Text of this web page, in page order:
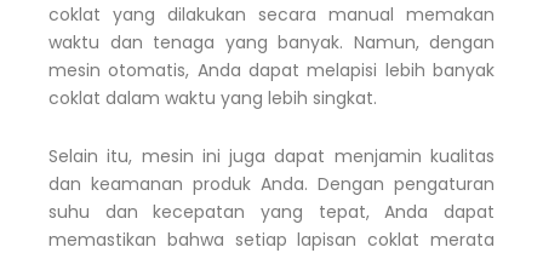
coklat yang dilakukan secara manual memakan
waktu dan tenaga yang banyak. Namun, dengan
mesin otomatis, Anda dapat melapisi lebih banyak
coklat dalam waktu yang lebih singkat.
Selain itu, mesin ini juga dapat menjamin kualitas
dan keamanan produk Anda. Dengan pengaturan
suhu dan kecepatan yang tepat, Anda dapat
memastikan bahwa setiap lapisan coklat merata